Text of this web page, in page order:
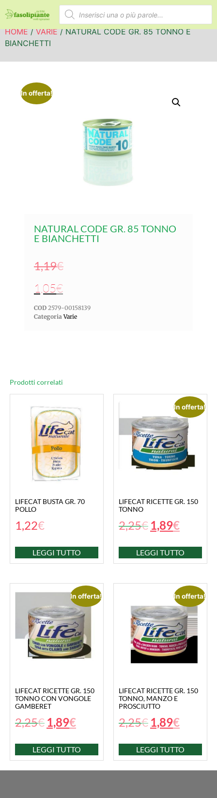
HOME/VARIE/ NATURAL CODE GR. 85 TONNO E
BIANCHETTI
In offerta!
NATURAL CODE GR. 85 TONNO
E BIANCHETTI
1,19€
1,05€
COD 2579-00158139
Categoria Varie
Prodotti correlati
LIFECAT BUSTA GR. 70
POLLO
1,22€
LEGGI TUTTO
In offerta!
LIFECAT RICETTE GR. 150
TONNO
2,25€ 1,89€
LEGGI TUTTO
In offerta!
LIFECAT RICETTE GR. 150
TONNO CON VONGOLE
GAMBERET
2,25€ 1,89€
LEGGI TUTTO
In offerta!
LIFECAT RICETTE GR. 150
TONNO, MANZO E
PROSCIUTTO
2,25€ 1,89€
LEGGI TUTTO